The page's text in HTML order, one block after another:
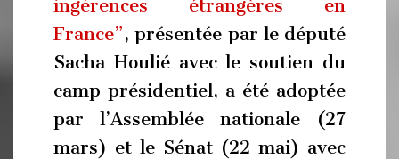
ingérences étrangères en
France”, présentée par le député
Sacha Houlié avec le soutien du
camp présidentiel, a été adoptée
par l’Assemblée nationale (27
mars) et le Sénat (22 mai) avec